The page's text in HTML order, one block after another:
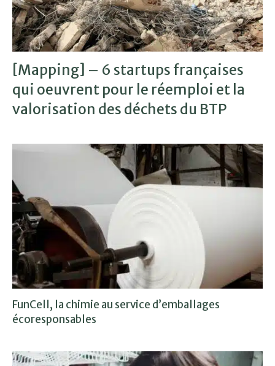
[Mapping] – 6 startups françaises
qui oeuvrent pour le réemploi et la
valorisation des déchets du BTP
FunCell, la chimie au service d’emballages
écoresponsables